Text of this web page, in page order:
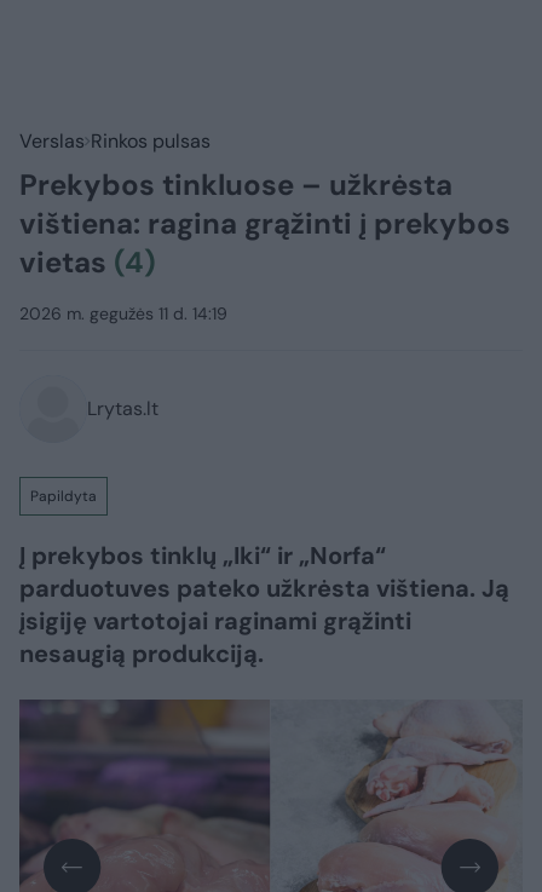
Verslas Rinkos pulsas
Prekybos tinkluose – užkrėsta
vištiena: ragina grąžinti į prekybos
vietas (4)
2026 m. gegužės 11 d. 14:19
Lrytas.lt
Papildyta
Į prekybos tinklų „Iki“ ir „Norfa“
parduotuves pateko užkrėsta vištiena. Ją
įsigiję vartotojai raginami grąžinti
nesaugią produkciją.